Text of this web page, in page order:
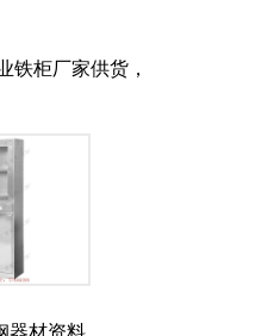
铁柜厂家供货，